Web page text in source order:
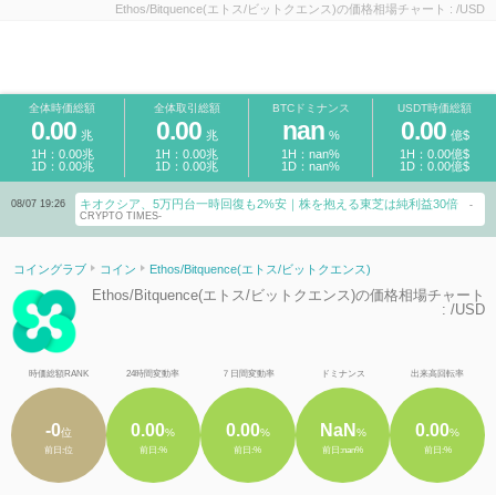
Ethos/Bitquence(エトス/ビットクエンス)の価格相場チャート : /USD
全体時価総額 全体取引総額 BTCドミナンス USDT時価総額
0.00 兆
1H：0.00兆
1D：0.00兆
0.00 兆
1H：0.00兆
1D：0.00兆
nan %
1H：nan%
1D：nan%
0.00 億$
1H：0.00億$
1D：0.00億$
08/07 19:26 キオクシア、5万円台一時回復も2%安｜株を抱える東芝は純利益30倍
-
CRYPTO TIMES-
コイングラブ コイン Ethos/Bitquence(エトス/ビットクエンス)
Ethos/Bitquence(エトス/ビットクエンス)の価格相場チャート
: /USD
時価総額RANK
-0位
前日:位
24時間変動率
0.00%
前日:%
７日間変動率
0.00%
前日:%
ドミナンス
NaN %
前日:nan%
出来高回転率
0.00%
前日:%